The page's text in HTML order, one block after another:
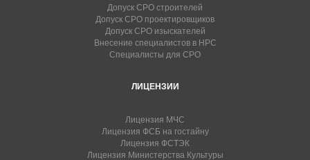
Допуск СРО строителей
Допуск СРО проектировщиков
Допуск СРО изыскателей
Внесение специалистов в НРС
Специалисты для СРО
ЛИЦЕНЗИИ
Лицензия МЧС
Лицензия ФСБ на гостайну
Лицензия ФСТЭК
Лицензия Министерства Культуры